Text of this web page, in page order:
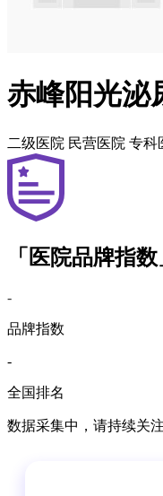
赤峰阳光泌
二级医院 民营医院 专科
「医院品牌指数
-
品牌指数
-
全国排名
数据采集中，请持续关注